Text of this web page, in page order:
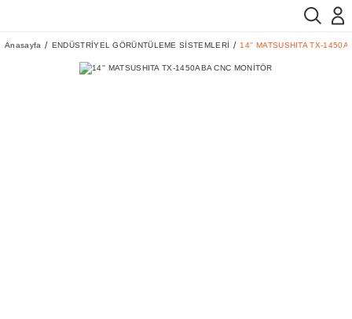
Anasayfa ENDÜSTRİYEL GÖRÜNTÜLEME SİSTEMLERİ 14'' MATSUSHITA TX-